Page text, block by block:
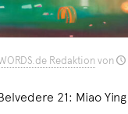
Redaktionvon
21: Miao Ying